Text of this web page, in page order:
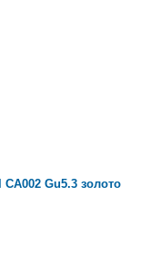
Gu5.3 золото